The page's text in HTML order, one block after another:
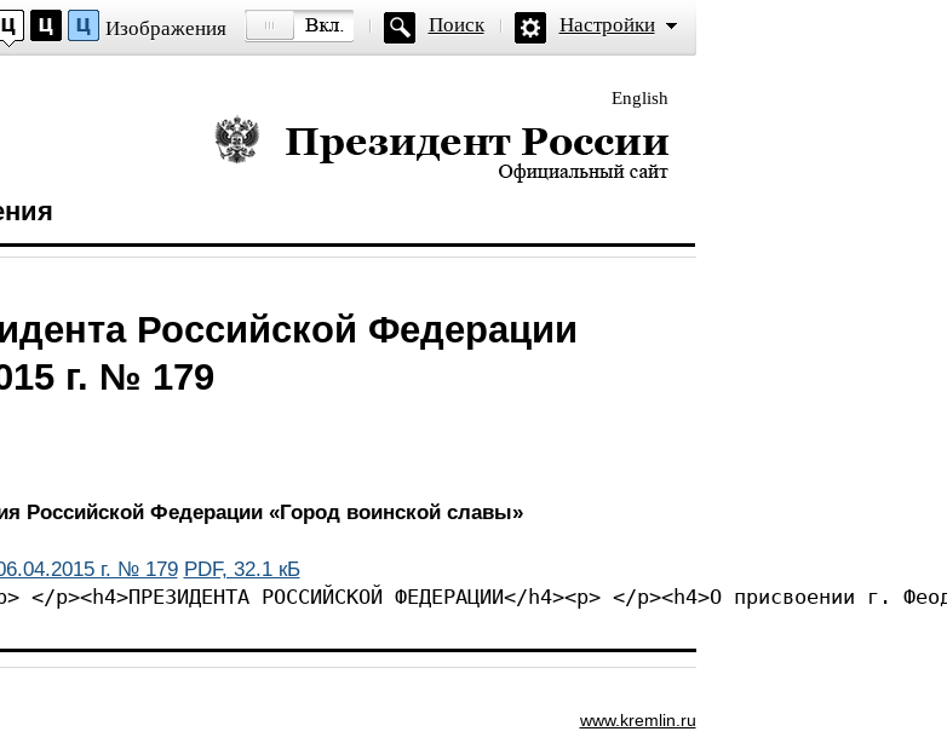
Изображения Поиск Настройки
English
Президент России — официальный сайт
Российской Федерации
г. № 179
Российской Федерации «Город воинской славы»
г. № 179 PDF, 32.1 кБ
</p><h4>ПРЕЗИДЕНТА РОССИЙСКОЙ ФЕДЕРАЦИИ</h4><p> </p><h4>О присвоении г.
www.kremlin.ru